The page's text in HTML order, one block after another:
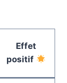
Effet
positif